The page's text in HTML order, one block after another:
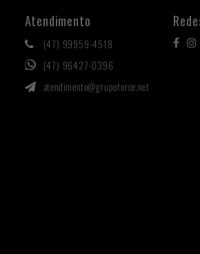
Atendimento
(47) 99959-4518
(47) 96427-0396
atendimento@grupoforce.net